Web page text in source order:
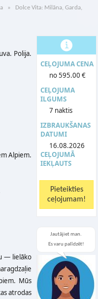
» Dolce Vita: Milāna, Garda,
CEĻOJUMA CENA
no 595.00 €
CEĻOJUMA
ILGUMS
7 naktis
IZBRAUKŠANAS
DATUMI
16.08.2026
CEĻOJUMĀ
IEKĻAUTS
Jautājiet man.
Es varu palīdzēt!
Polija.
Alpiem.
— lielāko
Mūs
atrodas